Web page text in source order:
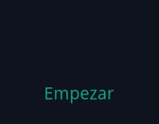
Empezar